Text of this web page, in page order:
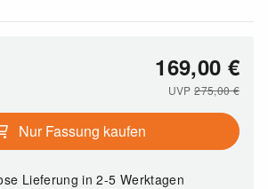
169,00 €
UVP275,00€
Nur Fassung kaufen
Lieferungin 2-5 Werktagen